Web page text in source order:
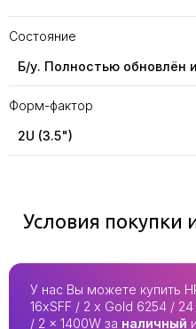
Состояние
Б/у. Полностью обновлён
Форм-фактор
2U (3.5")
Условия покупки
У нас Вы можете купить
16xSFF / 2 x Gold 6254 /
/ 2 x 1400W за наличный